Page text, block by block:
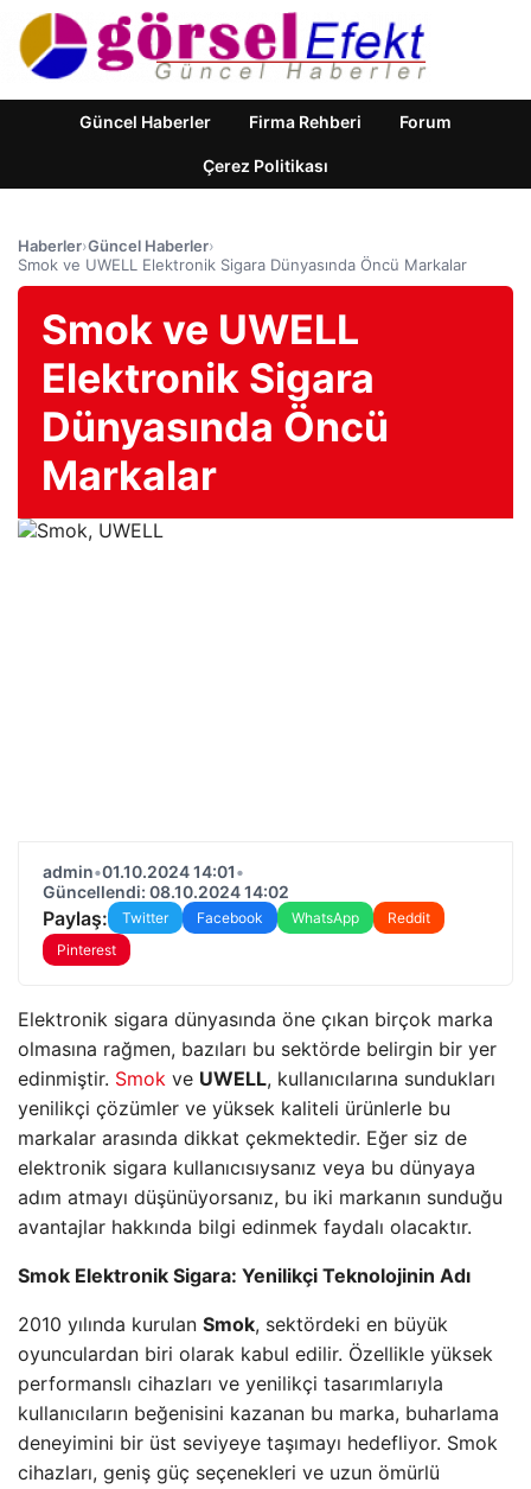
Güncel Haberler Firma Rehberi Forum
Çerez Politikası
Haberler›Güncel Haberler›
Smok ve UWELL Elektronik Sigara Dünyasında Öncü Markalar
Smok ve UWELL
Elektronik Sigara
Dünyasında Öncü
Markalar
admin•01.10.2024 14:01•
Güncellendi: 08.10.2024 14:02
Paylaş: Twitter Facebook WhatsApp
Reddit
Pinterest
Elektronik sigara dünyasında öne çıkan birçok marka
olmasına rağmen, bazıları bu sektörde belirgin bir yer
edinmiştir. Smok ve UWELL, kullanıcılarına sundukları
yenilikçi çözümler ve yüksek kaliteli ürünlerle bu
markalar arasında dikkat çekmektedir. Eğer siz de
elektronik sigara kullanıcısıysanız veya bu dünyaya
adım atmayı düşünüyorsanız, bu iki markanın sunduğu
avantajlar hakkında bilgi edinmek faydalı olacaktır.
Smok Elektronik Sigara: Yenilikçi Teknolojinin Adı
2010 yılında kurulan Smok, sektördeki en büyük
oyunculardan biri olarak kabul edilir. Özellikle yüksek
performanslı cihazları ve yenilikçi tasarımlarıyla
kullanıcıların beğenisini kazanan bu marka, buharlama
deneyimini bir üst seviyeye taşımayı hedefliyor. Smok
cihazları, geniş güç seçenekleri ve uzun ömürlü